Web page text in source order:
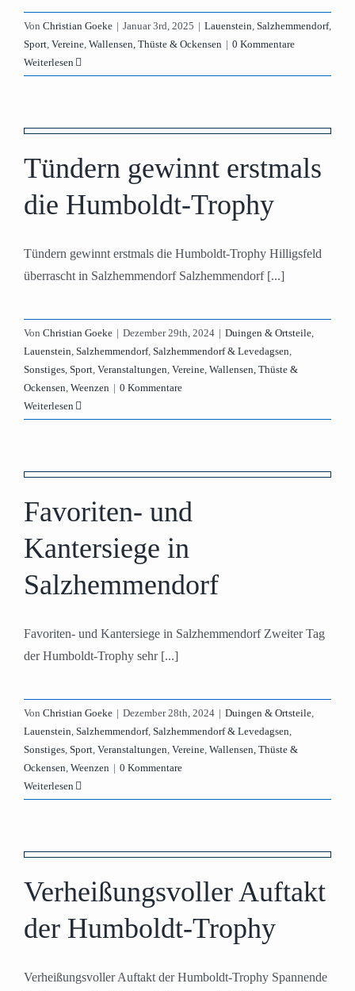
Von Christian Goeke | Januar 3rd, 2025 | Lauenstein Salzhemmendorf,
Sport Vereine Wallensen, Thüste & Ockensen | 0 Kommentare
Weiterlesen
Tündern gewinnt erstmals
die Humboldt-Trophy
Tündern gewinnt erstmals die Humboldt-Trophy Hilligsfeld
überrascht in Salzhemmendorf Salzhemmendorf [...]
Von Christian Goeke | Dezember 29th, 2024 | Duingen & Ortsteile
Lauenstein Salzhemmendorf, Salzhemmendorf & Levedagsen
Sonstiges Sport Veranstaltungen Vereine Wallensen, Thüste &
Ockensen Weenzen | 0 Kommentare
Weiterlesen
Favoriten- und
Kantersiege in
Salzhemmendorf
Favoriten- und Kantersiege in Salzhemmendorf Zweiter Tag
der Humboldt-Trophy sehr [...]
Von Christian Goeke | Dezember 28th, 2024 | Duingen & Ortsteile
Lauenstein Salzhemmendorf, Salzhemmendorf & Levedagsen
Sonstiges Sport Veranstaltungen Vereine Wallensen, Thüste &
Ockensen Weenzen | 0 Kommentare
Weiterlesen
Verheißungsvoller Auftakt
der Humboldt-Trophy
Verheißungsvoller Auftakt der Humboldt-Trophy Spannende